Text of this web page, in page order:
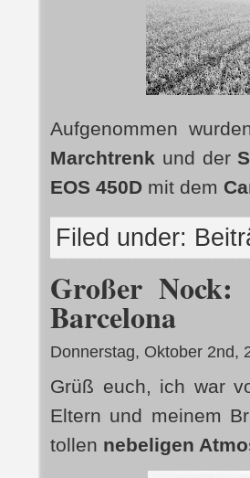
Aufgenommen
Marchtrenk und der
EOS 450D mit dem
Filed under:
Großer
Barcelona
Donnerstag, Oktober 2nd,
Grüß euch, ich war
Eltern und meinem
tollen nebeligen